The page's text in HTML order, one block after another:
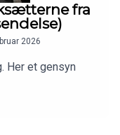
fra
2026
Her et gensyn